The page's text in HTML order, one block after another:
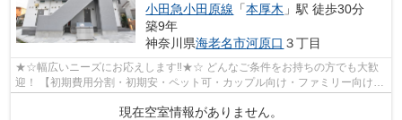
小田急小田原線 「本厚木 」駅 徒歩30分
築9年
神奈川県海老名市河原口 ３丁目
★☆幅広いニーズにお応えします‼★☆ どんなご条件をお持ちの方でも大歓
迎！ 【初期費用分割・初期安・ペット可・カップル向け・ファミリー向け・
新築・デザイナーズなど】 ネット非公開...
現在空室情報がありません。